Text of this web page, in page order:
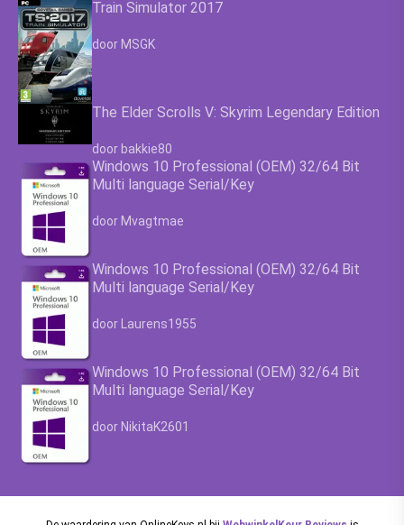
Train Simulator 2017
Waardering
door MSGK
The Elder Scrolls V: Skyrim Legendary Edition
Waardering4.63
door bakkie80
Windows 10 Professional (OEM) 32/64 Bit
Multi language Serial/Key
Waardering4.63
door Mvagtmae
Windows 10 Professional (OEM) 32/64 Bit
Multi language Serial/Key
Waardering4.63uit 5
door Laurens1955
Windows 10 Professional (OEM) 32/64 Bit
Multi language Serial/Key
Waardering4.63
door NikitaK2601